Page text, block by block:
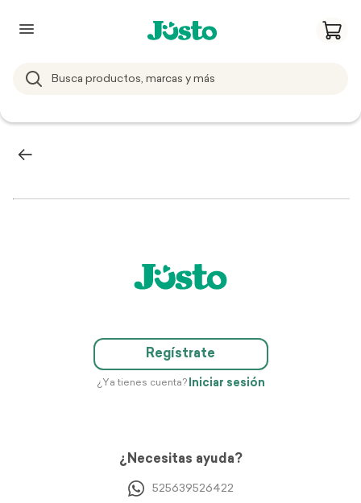
Regístrate
¿Ya tienes cuenta? Iniciar sesión
¿Necesitas ayuda?
525639526422